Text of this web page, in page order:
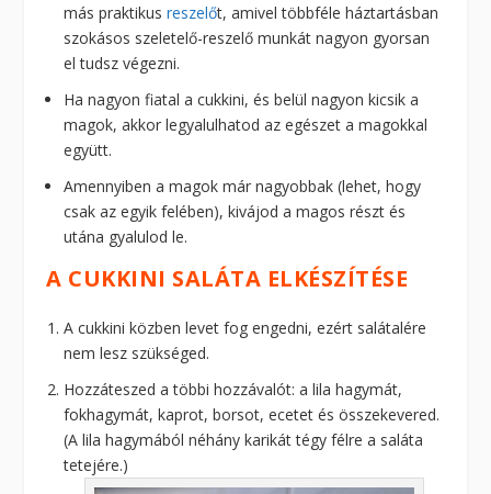
más praktikusreszelőt, amivel többféle háztartásban
szokásos szeletelő-reszelő munkát nagyon gyorsan
el tudsz végezni.
Ha nagyon fiatal a cukkini, és belül nagyon kicsik a
magok, akkor legyalulhatod az egészet a magokkal
együtt.
Amennyiben a magok már nagyobbak (lehet, hogy
csak az egyik felében), kivájod a magos részt és
utána gyalulod le.
A CUKKINI SALÁTA ELKÉSZÍTÉSE
A cukkini közben levet fog engedni, ezért salátalére
nem lesz szükséged.
Hozzáteszed a többi hozzávalót: a lila hagymát,
fokhagymát, kaprot, borsot, ecetet és összekevered.
(A lila hagymából néhány karikát tégy félre a saláta
tetejére.)